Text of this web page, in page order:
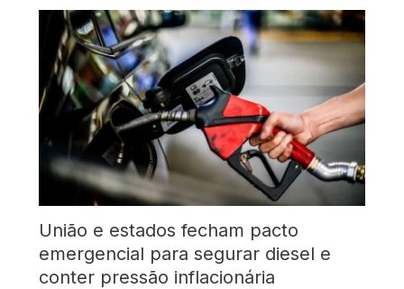
União e estados fecham pacto
emergencial para segurar diesel e
conter pressão inflacionária